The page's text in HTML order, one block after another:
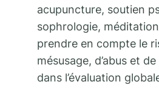
acupuncture, soutien
sophrologie,
prendre en compte le
mésusage, d’abus et
dans l’évaluation